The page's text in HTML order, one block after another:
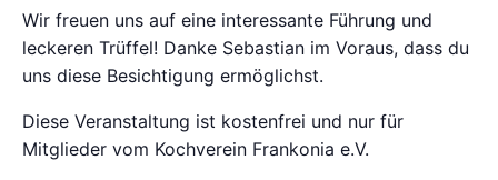
Wir freuen uns auf eine interessante Führung und
leckeren Trüffel! Danke Sebastian im Voraus, dass du
uns diese Besichtigung ermöglichst.
Diese Veranstaltung ist kostenfrei und nur für
Mitglieder vom Kochverein Frankonia e.V.